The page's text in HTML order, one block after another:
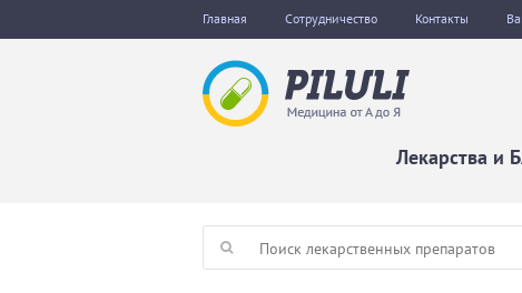
Главная Сотрудничество Контакты
Лекарства и